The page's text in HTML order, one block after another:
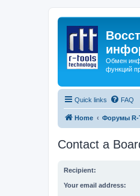
Обмен
функций
Quick links FAQ
Home Форумы R-
Contact a
Recipient:
Your email address: